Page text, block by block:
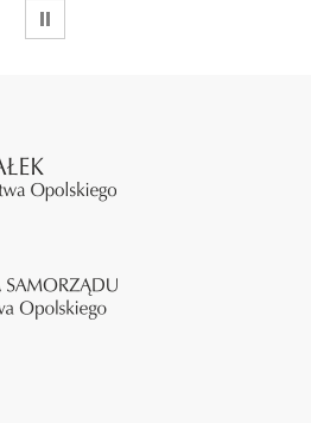
WSTRZYMAJ